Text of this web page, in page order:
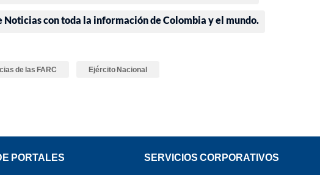
Noticias con toda la información de Colombia y el mundo.
de las FARC Ejército Nacional
PORTALES SERVICIOS CORPORATIVOS